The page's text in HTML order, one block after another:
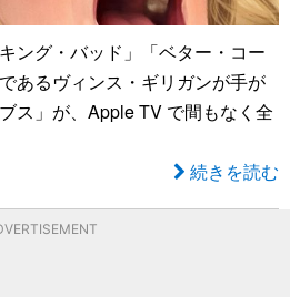
ング・バッド」「ベター・コー
あるヴィンス・ギリガンが手が
ス」が、Apple TV で間もなく全
続きを読む